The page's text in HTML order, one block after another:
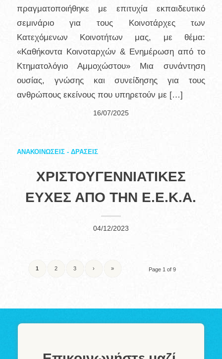
πραγματοποιήθηκε με επιτυχία εκπαιδευτικό
σεμινάριο για τους Κοινοτάρχες των
Κατεχόμενων Κοινοτήτων μας, με θέμα:
«Καθήκοντα Κοινοταρχών & Ενημέρωση από το
Κτηματολόγιο Αμμοχώστου» Μια συνάντηση
ουσίας, γνώσης και συνείδησης για τους
ανθρώπους εκείνους που υπηρετούν με […]
16/07/2025
ΑΝΑΚΟΙΝΩΣΕΙΣ - ΔΡΑΣΕΙΣ
ΧΡΙΣΤΟΥΓΕΝΝΙΑΤΙΚΕΣ
ΕΥΧΕΣ ΑΠΟ ΤΗΝ Ε.Ε.Κ.Α.
04/12/2023
Page 1 of 9
1 2 3 › »